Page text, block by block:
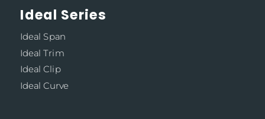
Ideal Series
Ideal Span
Ideal Trim
Ideal Clip
Ideal Curve